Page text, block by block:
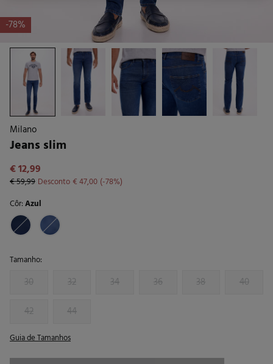
-78%
Milano
Jeans slim
€ 12,99
€ 59,99 Desconto€ 47,00
78
Côr:Azul
Tamanho:
30 32 34 36 38
40
42
44
Guia de Tamanhos